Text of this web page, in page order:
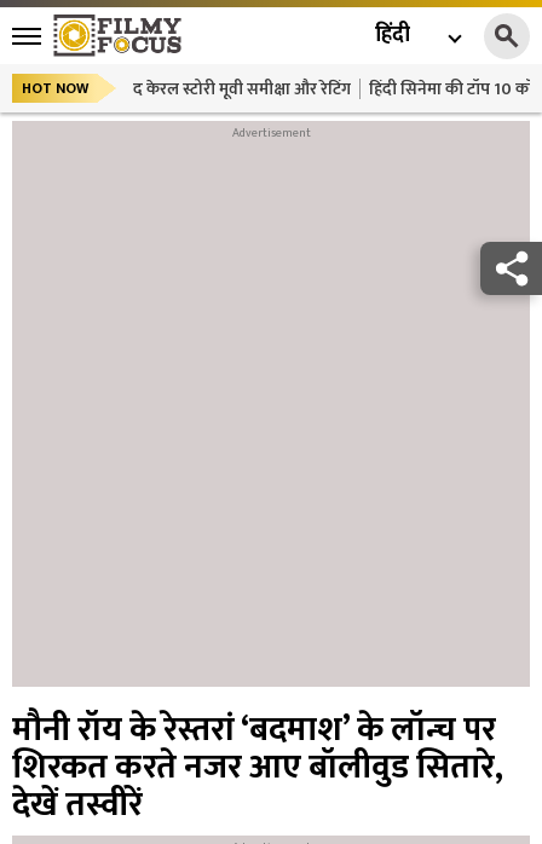
हिंदी
HOT NOW द केरल स्टोरी मूवी समीक्षा और रेटिंग हिंदी सिनेमा की टॉप 10
मौनी रॉय के रेस्तरां ‘बदमाश’ के लॉन्च पर
शिरकत करते नजर आए बॉलीवुड सितारे,
देखें तस्वीरें